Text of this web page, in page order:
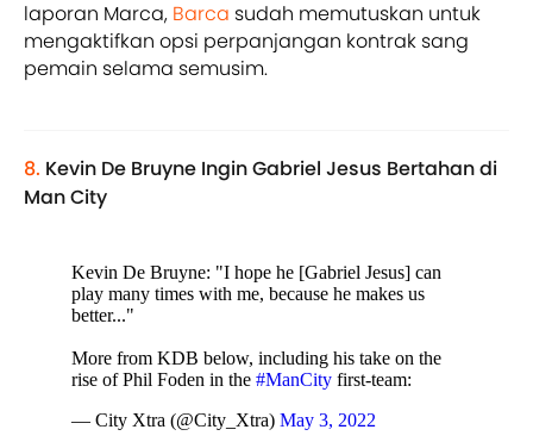
laporan Marca, Barca sudah memutuskan untuk
mengaktifkan opsi perpanjangan kontrak sang
pemain selama semusim.
8. Kevin De Bruyne Ingin Gabriel Jesus Bertahan di
Man City
Kevin De Bruyne: "I hope he [Gabriel Jesus] can
play many times with me, because he makes us
better..."
More from KDB below, including his take on the
rise of Phil Foden in the #ManCity first-team:
— City Xtra (@City_Xtra) May 3, 2022